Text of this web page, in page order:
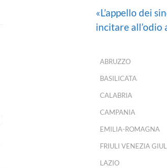
«L’appello dei
incitare all’odio
ABRUZZO
BASILICATA
CALABRIA
CAMPANIA
EMILIA-ROMAGNA
FRIULI VENEZIA
LAZIO